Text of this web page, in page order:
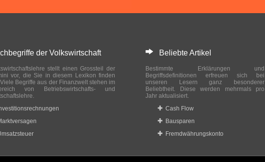
der Volkswirtschaft
stellt einen Grossteil der
vor, die Sie in diesem Lexikon finden
Begriffe aus der Finanzwelt stehen im
von Betriebswirtschafts- und
Beliebte Artikel
Bestimmte Erklärungen und
Begriffsdefinitionen erfreuen sich bei
unseren Lesern ganz besonderer
Beliebtheit. Diese werden mehrmals pro
Jahr aktualisiert.
Cash Flow
Bausparen
Fremdwährungskonto